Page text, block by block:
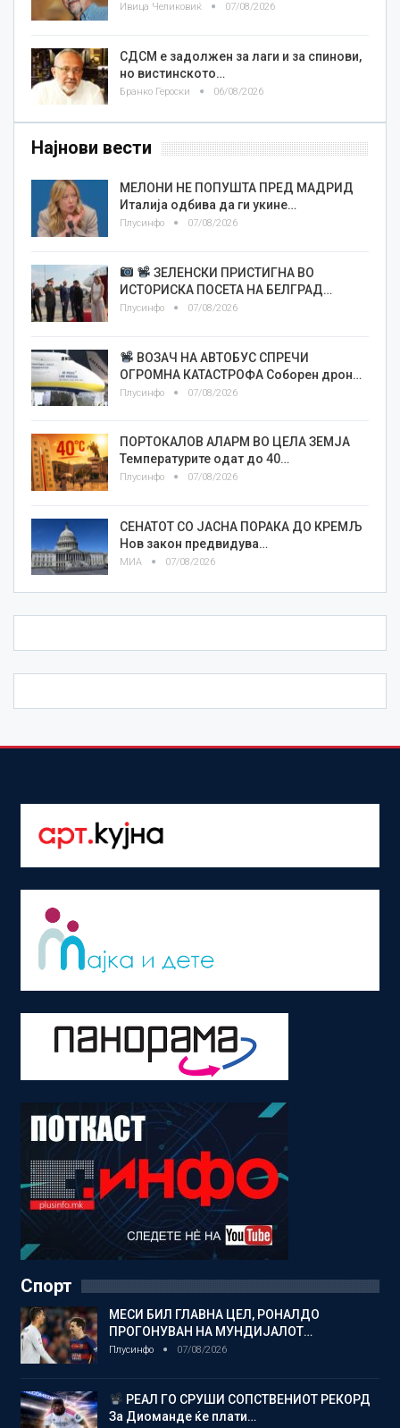
Ивица Челиковиќ 07/08/2026
СДСМ е задолжен за лаги и за спинови,
но вистинското…
Бранко Героски 06/08/2026
Најнови вести
МЕЛОНИ НЕ ПОПУШТА ПРЕД МАДРИД
Италија одбива да ги укине…
Плусинфо 07/08/2026
ЗЕЛЕНСКИ ПРИСТИГНА ВО
ИСТОРИСКА ПОСЕТА НА БЕЛГРАД…
Плусинфо 07/08/2026
ВОЗАЧ НА АВТОБУС СПРЕЧИ
ОГРОМНА КАТАСТРОФА Соборен дрон…
Плусинфо 07/08/2026
ПОРТОКАЛОВ АЛАРМ ВО ЦЕЛА ЗЕМЈА
Температурите одат до 40…
Плусинфо 07/08/2026
СЕНАТОТ СО ЈАСНА ПОРАКА ДО КРЕМЉ
Нов закон предвидува…
МИА 07/08/2026
Спорт
МЕСИ БИЛ ГЛАВНА ЦЕЛ, РОНАЛДО
ПРОГОНУВАН НА МУНДИЈАЛОТ…
Плусинфо 07/08/2026
РЕАЛ ГО СРУШИ СОПСТВЕНИОТ РЕКОРД
За Диоманде ќе плати…